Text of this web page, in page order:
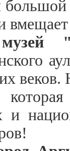
веков.
и